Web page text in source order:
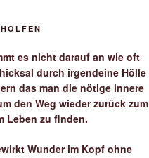
es nicht darauf an wie oft
durch irgendeine Hölle
das man die nötige innere
den Weg wieder zurück zum
Leben zu finden.
Wunder im Kopf ohne